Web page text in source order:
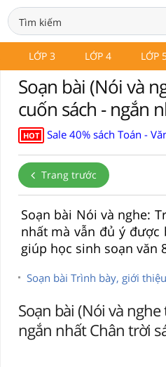
LỚP 3 LỚP 4 LỚP
Soạn bài (Nói và
cuốn sách - ngắn
HOT Sale 40% sách Toán -
Trang trước
Soạn bài Nói và nghe:
nhất mà vẫn đủ ý được
giúp học sinh soạn văn
Soạn bài Trình bày, giới
Soạn bài (Nói và
ngắn nhất Chân trời